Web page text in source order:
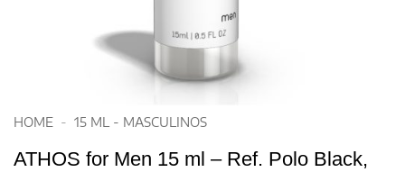
HOME - 15 ML - MASCULINOS
ATHOS for Men 15 ml – Ref. Polo Black,